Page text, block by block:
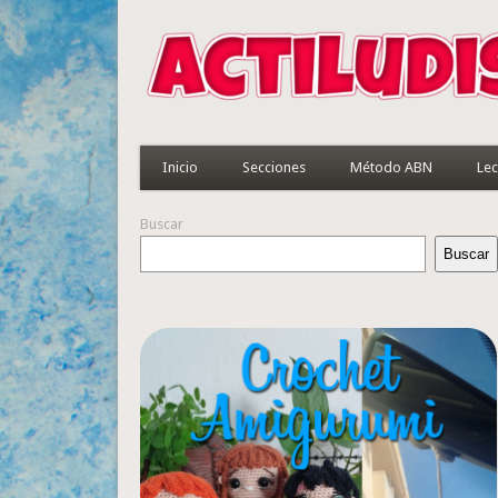
Inicio Secciones Método ABN
Buscar
Buscar